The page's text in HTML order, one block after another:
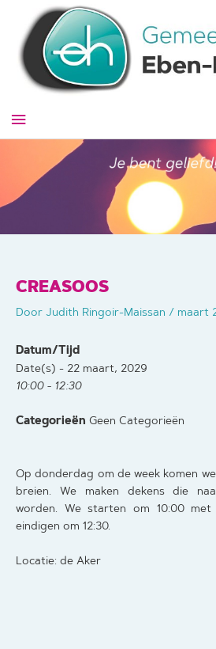
inhoud
Hoofdmenu
CREASOOS
Door Judith Ringoir-Maissan / maart
Datum/Tijd
Date(s) - 22 maart, 2029
10:00 - 12:30
Categorieën Geen Categorieën
Op donderdag om de week komen
breien. We maken dekens die
worden. We starten om 10:00
eindigen om 12:30.
Locatie: de Aker